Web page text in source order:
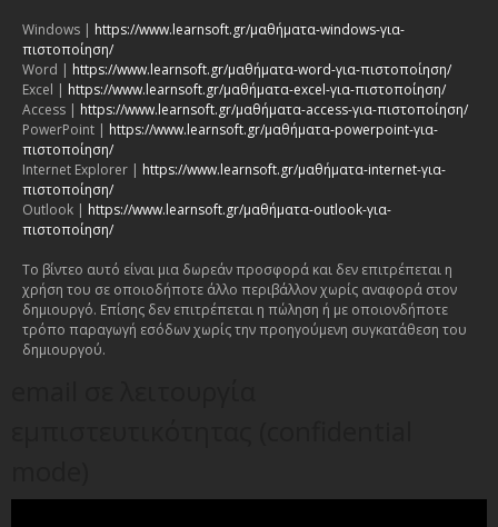
Windows | https://www.learnsoft.gr/μαθήματα-windows-για-
πιστοποίηση/
Word | https://www.learnsoft.gr/μαθήματα-word-για-πιστοποίηση/
Excel | https://www.learnsoft.gr/μαθήματα-excel-για-πιστοποίηση/
Access | https://www.learnsoft.gr/μαθήματα-access-για-πιστοποίηση/
PowerPoint | https://www.learnsoft.gr/μαθήματα-powerpoint-για-
πιστοποίηση/
Internet Explorer | https://www.learnsoft.gr/μαθήματα-internet-για-
πιστοποίηση/
Outlook | https://www.learnsoft.gr/μαθήματα-outlook-για-
πιστοποίηση/
Το βίντεο αυτό είναι μια δωρεάν προσφορά και δεν επιτρέπεται η
χρήση του σε οποιοδήποτε άλλο περιβάλλον χωρίς αναφορά στον
δημιουργό. Επίσης δεν επιτρέπεται η πώληση ή με οποιονδήποτε
τρόπο παραγωγή εσόδων χωρίς την προηγούμενη συγκατάθεση του
δημιουργού.